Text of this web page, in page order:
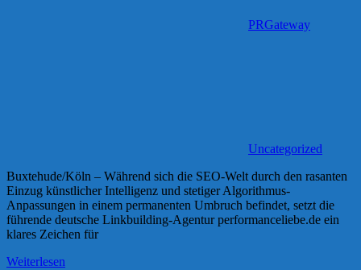
PRGateway
Uncategorized
Buxtehude/Köln – Während sich die SEO-Welt durch den rasanten
Einzug künstlicher Intelligenz und stetiger Algorithmus-
Anpassungen in einem permanenten Umbruch befindet, setzt die
führende deutsche Linkbuilding-Agentur performanceliebe.de ein
klares Zeichen für
Weiterlesen